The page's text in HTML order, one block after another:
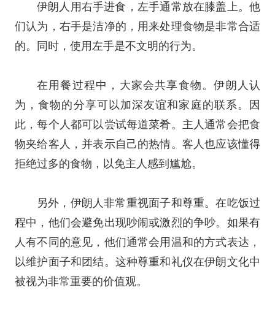
伊朗人用右手进食，左手通常放在膝盖上。他
们认为，右手是洁净的，用来处理食物是非常合适
的。同时，使用左手是不文明的行为。
在用餐过程中，大家会共享食物。伊朗人认
为，食物的分享可以加深友谊和家庭的联系。因
此，每个人都可以尝试每道菜肴。主人通常会把食
物夹给客人，并表示自己的热情。客人也应该懂得
拒绝过多的食物，以免主人感到尴尬。
另外，伊朗人非常重视面子和尊重。在吃饭过
程中，他们会避免出现吵闹或激烈的争吵。如果有
人有不同的意见，他们通常会用温和的方式表达，
以维护面子和团结。这种尊重和礼仪在伊朗文化中
被视为非常重要的价值观。